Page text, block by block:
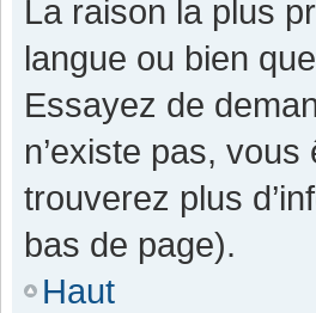
La raison la plus
langue ou bien
Essayez de
n’existe pas,
trouverez plus
bas de page).
Haut